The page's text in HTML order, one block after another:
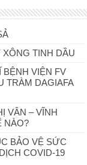
TINH DẦU
BỆNH VIỆN FV
TRÀM DAGIAFA
VÂN – VĨNH
NÀO?
BẢO VỆ SỨC
COVID-19